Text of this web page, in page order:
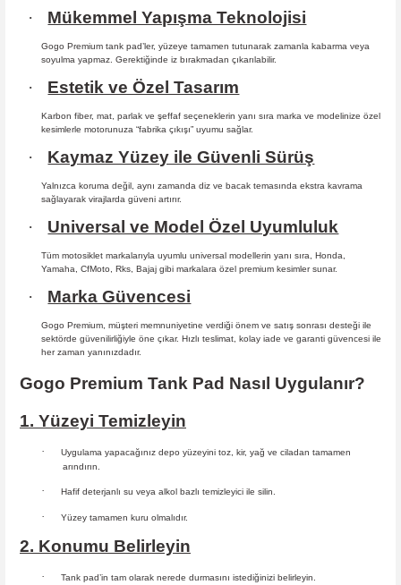
· Mükemmel Yapışma Teknolojisi
Gogo Premium tank pad’ler, yüzeye tamamen tutunarak zamanla kabarma veya
soyulma yapmaz. Gerektiğinde iz bırakmadan çıkarılabilir.
· Estetik ve Özel Tasarım
Karbon fiber, mat, parlak ve şeffaf seçeneklerin yanı sıra marka ve modelinize özel
kesimlerle motorunuza “fabrika çıkışı” uyumu sağlar.
· Kaymaz Yüzey ile Güvenli Sürüş
Yalnızca koruma değil, aynı zamanda diz ve bacak temasında ekstra kavrama
sağlayarak virajlarda güveni artırır.
· Universal ve Model Özel Uyumluluk
Tüm motosiklet markalarıyla uyumlu universal modellerin yanı sıra, Honda,
Yamaha, CfMoto, Rks, Bajaj gibi markalara özel premium kesimler sunar.
· Marka Güvencesi
Gogo Premium, müşteri memnuniyetine verdiği önem ve satış sonrası desteği ile
sektörde güvenilirliğiyle öne çıkar. Hızlı teslimat, kolay iade ve garanti güvencesi ile
her zaman yanınızdadır.
Gogo Premium Tank Pad Nasıl Uygulanır?
1. Yüzeyi Temizleyin
·
Uygulama yapacağınız depo yüzeyini toz, kir, yağ ve ciladan tamamen
arındırın.
· Hafif deterjanlı su veya alkol bazlı temizleyici ile silin.
· Yüzey tamamen kuru olmalıdır.
2. Konumu Belirleyin
· Tank pad’in tam olarak nerede durmasını istediğinizi belirleyin.